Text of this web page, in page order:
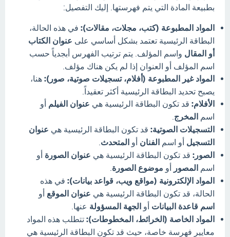
بطبيعة المادة التي يتم فهرستها. إليك التفصيل:
المواد المطبوعة (كتب، مجلات، مقالات): في هذه الحالة،
البطاقة الرئيسية تعتمد بشكل أساسي على عنوان الكتاب
أو المقال واسم المؤلف. يتم ترتيب الفهرس أبجدياً حسب
اسم المؤلف أو العنوان إذا لم يكن هناك مؤلف.
المواد غير المطبوعة (أفلام، تسجيلات صوتية، صور): هنا،
يصبح تحديد البطاقة الرئيسية أكثر تعقيداً.
الأفلام: قد تكون البطاقة الرئيسية هي عنوان الفيلم أو
اسم المخرج
التسجيلات الصوتية: قد تكون البطاقة الرئيسية هي عنوان
التسجيل أو اسم الفنان أو المتحدث
الصور: قد تكون البطاقة الرئيسية هي عنوان الصورة أو
اسم المصور أو موضوع الصورة
المواد الإلكترونية (مواقع ويب، قواعد بيانات): في هذه
الحالة، قد تكون البطاقة الرئيسية هي عنوان الموقع أو
اسم قاعدة البيانات أو الجهة المسؤولة عنها.
المواد الخاصة (الخرائط، المخطوطات): تتطلب هذه المواد
معايير فهرسة خاصة، حيث قد تكون البطاقة الرئيسية هي